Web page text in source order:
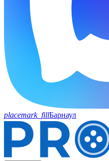
placemark_fillБарнаул